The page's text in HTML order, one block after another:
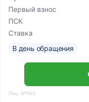
Первый взнос
ПСК
Ставка
В день обращения
Лиц. №963